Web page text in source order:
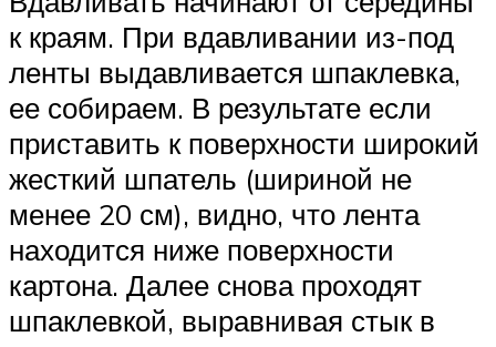
к краям. При вдавливании из-под
ленты выдавливается шпаклевка,
ее собираем. В результате если
приставить к поверхности широкий
жесткий шпатель (шириной не
менее 20 см), видно, что лента
находится ниже поверхности
картона. Далее снова проходят
шпаклевкой, выравнивая стык в